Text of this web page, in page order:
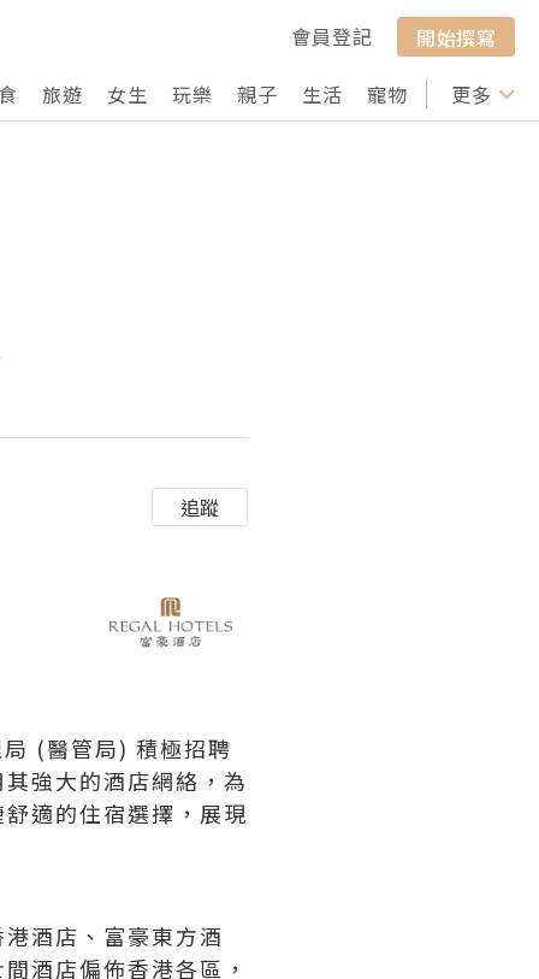
會員登記
開始撰寫
旅遊 女生 玩樂 親子 生活 寵物 行山 打卡
更多
追蹤
(醫管局) 積極招聘
強大的酒店網絡，為
適的住宿選擇，展現
酒店、富豪東方酒
酒店偏佈香港各區，